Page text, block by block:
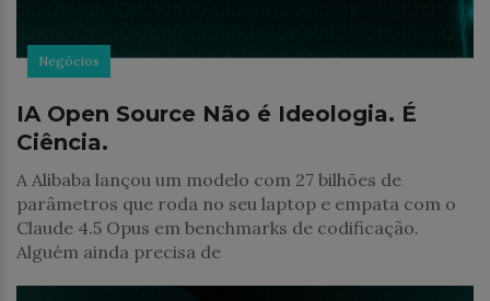
Negócios
IA Open Source Não é Ideologia. É
Ciência.
A Alibaba lançou um modelo com 27 bilhões de
parâmetros que roda no seu laptop e empata com o
Claude 4.5 Opus em benchmarks de codificação.
Alguém ainda precisa de